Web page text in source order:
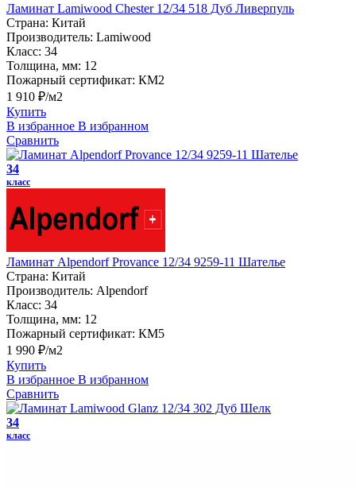
Ламинат Lamiwood Chester 12/34 518 Дуб Ливерпуль
Страна: Китай
Производитель: Lamiwood
Класс: 34
Толщина, мм: 12
Пожарный сертификат: КМ2
1 910 ₽/м2
Купить
В избранное В избранном
Сравнить
34
класс
Ламинат Alpendorf Provance 12/34 9259-11 Шателье
Страна: Китай
Производитель: Alpendorf
Класс: 34
Толщина, мм: 12
Пожарный сертификат: КМ5
1 990 ₽/м2
Купить
В избранное В избранном
Сравнить
34
класс